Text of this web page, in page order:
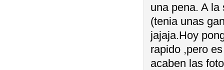
una pena. A
(tenia unas
jajaja.Hoy
rapido ,pero
acaben las